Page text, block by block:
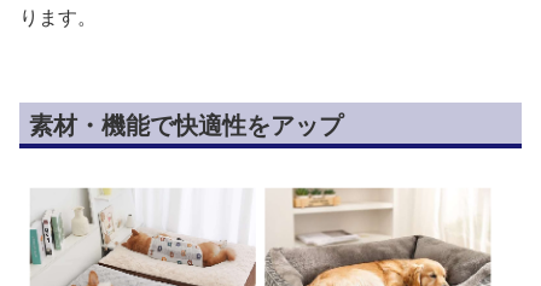
ります。
素材・機能で快適性をアップ